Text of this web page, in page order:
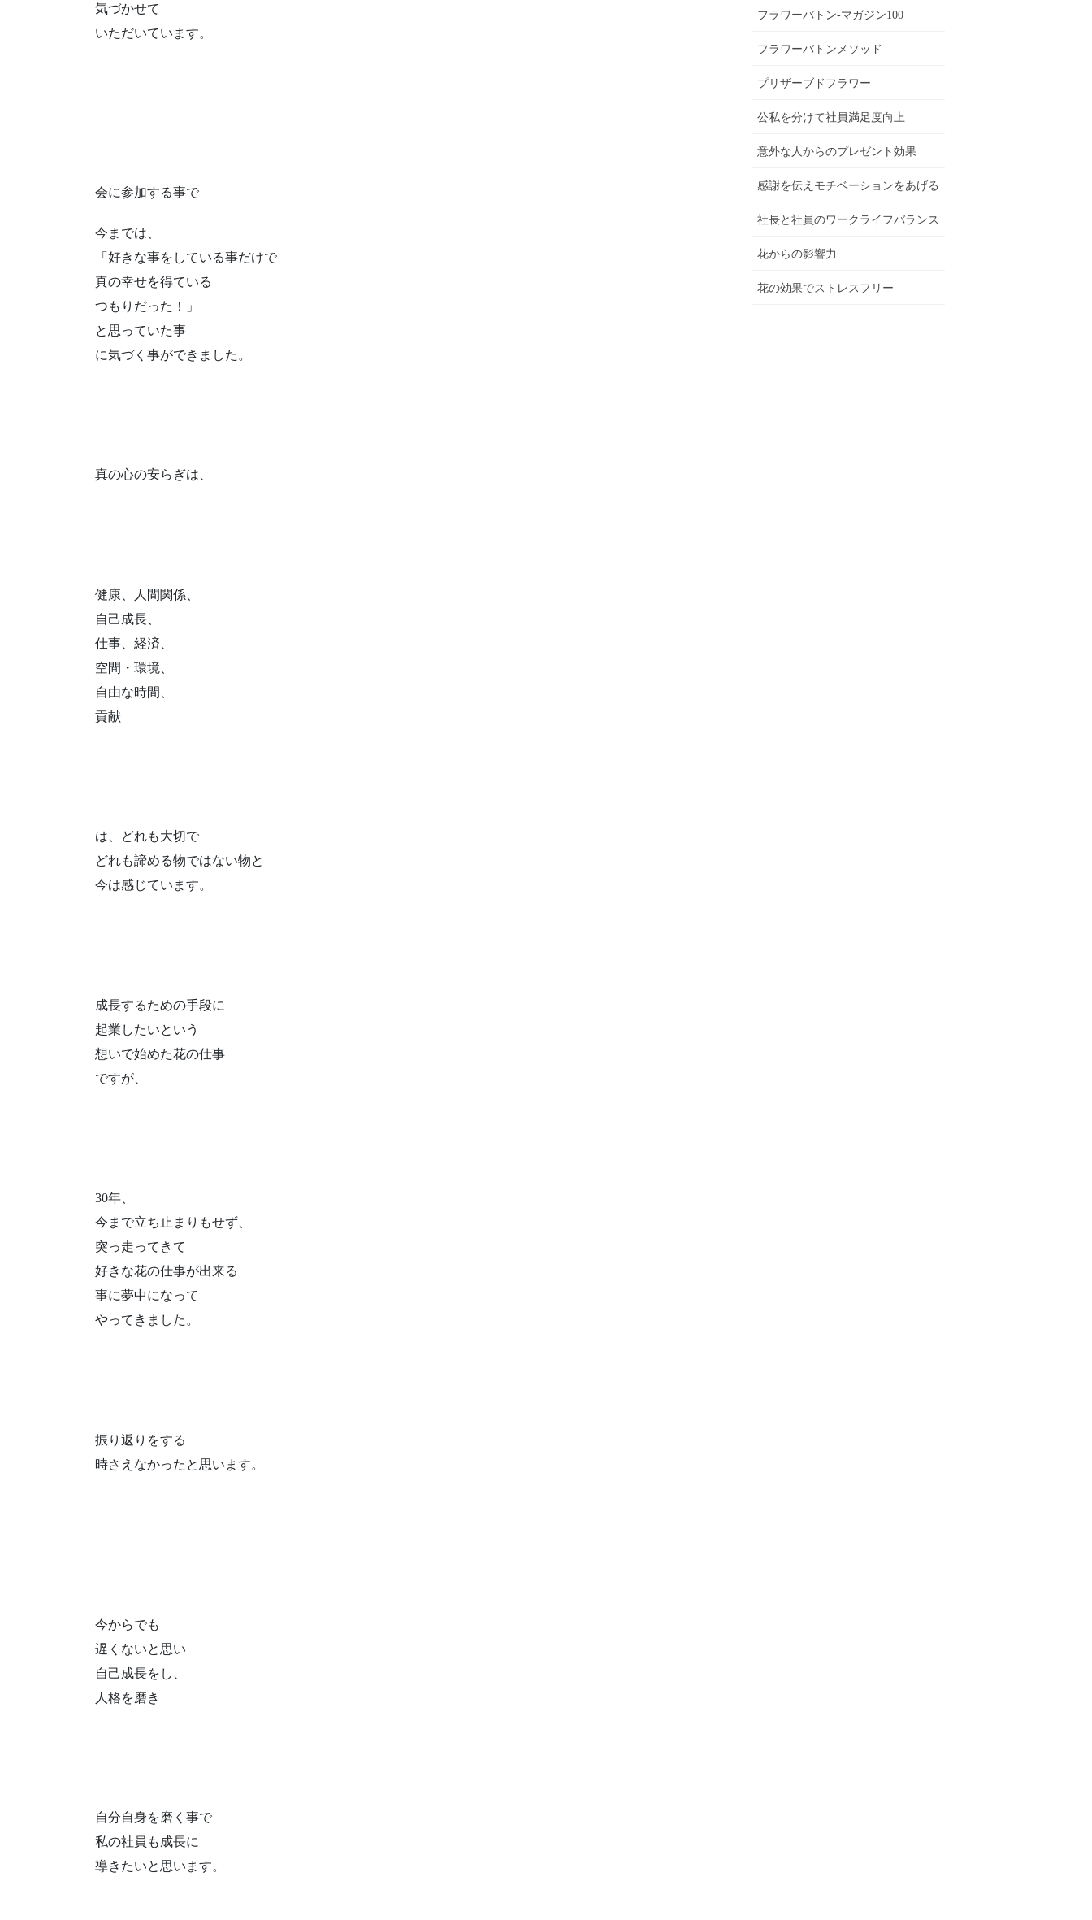
気づかせて
いただいています。
会に参加する事で
今までは、
「好きな事をしている事だけで
真の幸せを得ている
つもりだった！」
と思っていた事
に気づく事ができました。
真の心の安らぎは、
健康、人間関係、
自己成長、
仕事、経済、
空間・環境、
自由な時間、
貢献
は、どれも大切で
どれも諦める物ではない物と
今は感じています。
成長するための手段に
起業したいという
想いで始めた花の仕事
ですが、
30年、
今まで立ち止まりもせず、
突っ走ってきて
好きな花の仕事が出来る
事に夢中になって
やってきました。
振り返りをする
時さえなかったと思います。
今からでも
遅くないと思い
自己成長をし、
人格を磨き
自分自身を磨く事で
私の社員も成長に
導きたいと思います。
フラワーバトン-マガジン100
フラワーバトンメソッド
プリザーブドフラワー
公私を分けて社員満足度向上
意外な人からのプレゼント効果
感謝を伝えモチベーションをあげる
社長と社員のワークライフバランス
花からの影響力
花の効果でストレスフリー